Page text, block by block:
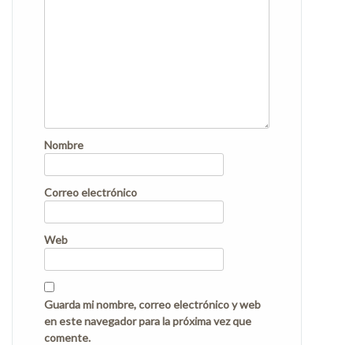
Nombre
Correo electrónico
Web
Guarda mi nombre, correo electrónico y web
en este navegador para la próxima vez que
comente.